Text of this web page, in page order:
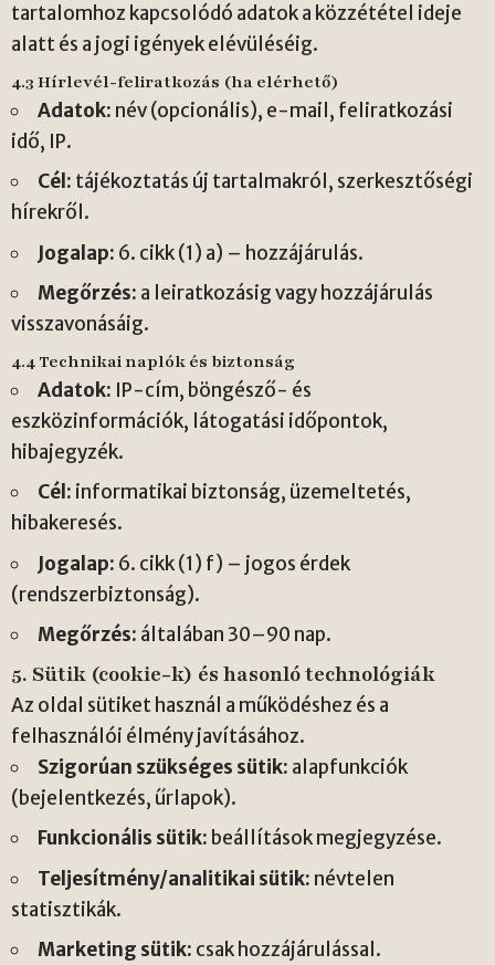
tartalomhoz kapcsolódó adatok a közzététel ideje
alatt és a jogi igények elévüléséig.
4.3 Hírlevél-feliratkozás (ha elérhető)
Adatok: név (opcionális), e-mail, feliratkozási
idő, IP.
Cél: tájékoztatás új tartalmakról, szerkesztőségi
hírekről.
Jogalap: 6. cikk (1) a) – hozzájárulás.
Megőrzés: a leiratkozásig vagy hozzájárulás
visszavonásáig.
4.4 Technikai naplók és biztonság
Adatok: IP-cím, böngésző- és
eszközinformációk, látogatási időpontok,
hibajegyzék.
Cél: informatikai biztonság, üzemeltetés,
hibakeresés.
Jogalap: 6. cikk (1) f) – jogos érdek
(rendszerbiztonság).
Megőrzés: általában 30–90 nap.
5. Sütik (cookie-k) és hasonló technológiák
Az oldal sütiket használ a működéshez és a
felhasználói élmény javításához.
Szigorúan szükséges sütik: alapfunkciók
(bejelentkezés, űrlapok).
Funkcionális sütik: beállítások megjegyzése.
Teljesítmény/analitikai sütik: névtelen
statisztikák.
Marketing sütik: csak hozzájárulással.